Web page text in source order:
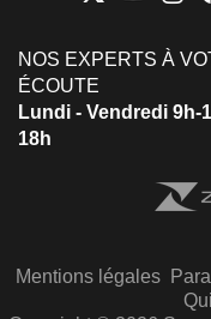
NOS EXPERTS À
ÉCOUTE
Lundi - Vendredi 9h-
18h
Mentions légales